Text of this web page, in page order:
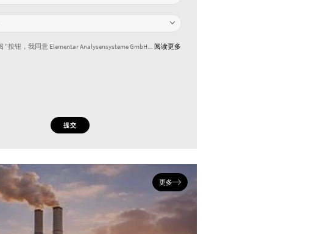
"按钮，我同意 Elementar Analysensysteme GmbH... 阅读更多
提交
更多